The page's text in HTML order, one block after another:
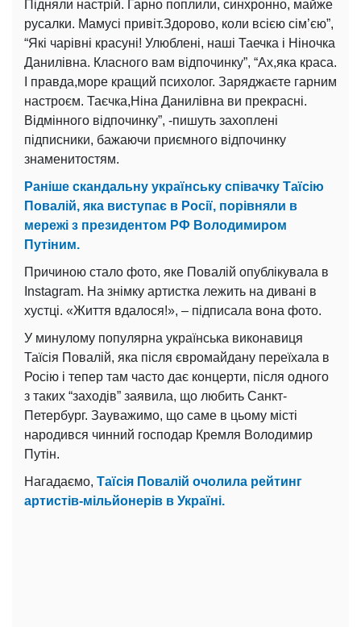
Підняли настрій. Гарно поплили, синхронно, майже
русалки. Мамусі привіт.Здорово, коли всією сім’єю”,
“Які чарівні красуні! Улюблені, наші Таечка і Ніночка
Данилівна. Класного вам відпочинку”, “Ах,яка краса.
І правда,море кращий психолог. Заряджаєте гарним
настроєм. Таєчка,Ніна Данилівна ви прекрасні.
Відмінного відпочинку”, -пишуть захоплені
підписники, бажаючи приємного відпочинку
знаменитостям.
Раніше скандальну українську співачку Таїсію
Повалій, яка виступає в Росії, порівняли в
мережі з президентом РФ Володимиром
Путіним.
Причиною стало фото, яке Повалій опублікувала в
Instagram. На знімку артистка лежить на дивані в
хустці. «Життя вдалося!», – підписала вона фото.
У минулому популярна українська виконавиця
Таїсія Повалій, яка після євромайдану переїхала в
Росію і тепер там часто дає концерти, після одного
з таких “заходів” заявила, що любить Санкт-
Петербург. Зауважимо, що саме в цьому місті
народився чинний господар Кремля Володимир
Путін.
Нагадаємо, Таїсія Повалій очолила рейтинг
артистів-мільйонерів в Україні.